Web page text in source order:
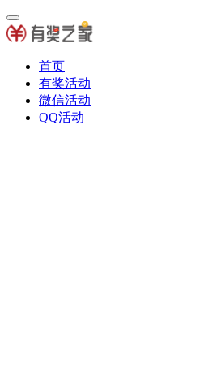
首页
有奖活动
微信活动
QQ活动